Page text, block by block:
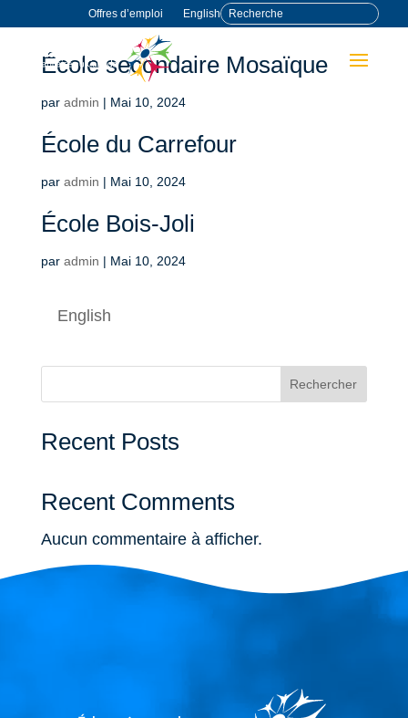
Offres d’emploi English
École secondaire Mosaïque
par admin | Mai 10, 2024
École du Carrefour
par admin | Mai 10, 2024
École Bois-Joli
par admin | Mai 10, 2024
English
Rechercher
Recent Posts
Recent Comments
Aucun commentaire à afficher.